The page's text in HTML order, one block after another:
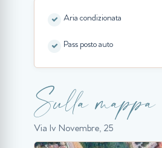
Aria condizionata
Pass posto auto
Sulla mappa
Via Iv Novembre, 25